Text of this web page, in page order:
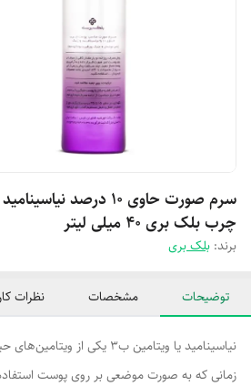
سرم صورت حاوی ۱۰
چرب بلک بری ۴۰ میلی لیتر
برند: بلک بری
توضیحات مشخصات نظرات
نیاسینامید یا ویتامین ب3 یکی
زمانی که به صورت موضعی بر روی پوست